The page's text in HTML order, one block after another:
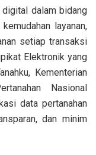
dalam bidang
layanan,
setiap transaksi
Elektronik yang
Kementerian
Nasional
data pertanahan
dan minim